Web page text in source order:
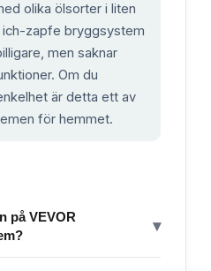
olika ölsorter i liten
zapfe bryggsystem
men saknar
Om du
är detta ett av
för hemmet.
på VEVOR
▾